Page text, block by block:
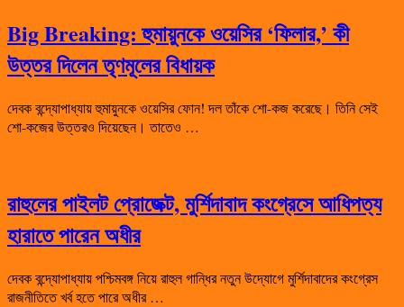
Big Breaking: হুমায়ুনকে ওয়েসির ‘ফিলার,’ কী
উত্তর দিলেন তৃণমূলের বিধায়ক
দেবক বন্দ্যোপাধ্যায় হুমায়ুনকে ওয়েসির ফোন! দল তাঁকে শো-কজ করেছে। তিনি সেই
শো-কজের উত্তরও দিয়েছেন। তাতেও …
রাহুলের পাইলট প্রোজেক্ট, মুর্শিদাবাদ কংগ্রেসে আধিপত্য
হারাতে পারেন অধীর
দেবক বন্দ্যোপাধ্যায় পশ্চিমবঙ্গ নিয়ে রাহুল গান্ধির নতুন উদ্যোগে মুর্শিদাবাদের কংগ্রেস
রাজনীতিতে খর্ব হতে পারে অধীর …